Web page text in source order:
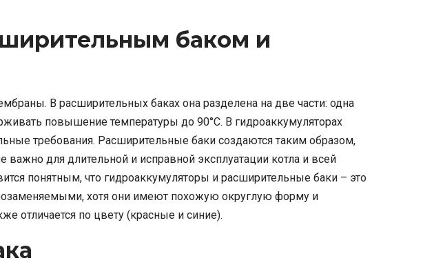
баком и
В расширительных баках она разделена на две части: одна
повышение температуры до 90°C. В гидроаккумуляторах
требования. Расширительные баки создаются таким образом,
для длительной и исправной эксплуатации котла и всей
понятным, что гидроаккумуляторы и расширительные баки – это
хотя они имеют похожую округлую форму и
отличается по цвету (красные и синие).